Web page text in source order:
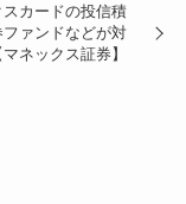
スカードの投信積
ファンドなどが対
ネックス証券】